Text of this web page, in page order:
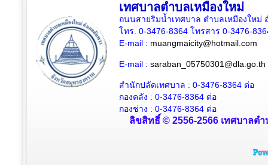
เทศบาลตำบลเหมืองใหม่
ถนนสายริมน้ำเทศบาล ตำบลเหมืองใหม่
โทร. 0-3476-8364 โทรสาร 0-3476-
E-mail : muangmaicity@hotmail.com
E-mail : saraban_05750301@dla.go.th
สำนักปลัดเทศบาล : 0-3476-8364 ต่อ
กองคลัง : 0-3476-8364 ต่อ
กองช่าง : 0-3476-8364 ต่อ
ลิขสิทธิ์ © 2556-2566 เทศบาลต